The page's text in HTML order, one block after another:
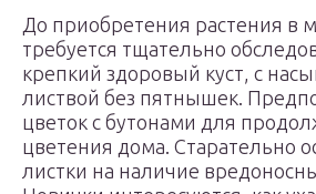
До приобретения растения в
требуется тщательно
крепкий здоровый куст, с
листвой без пятнышек.
цветок с бутонами для
цветения дома. Старательно
листки на наличие